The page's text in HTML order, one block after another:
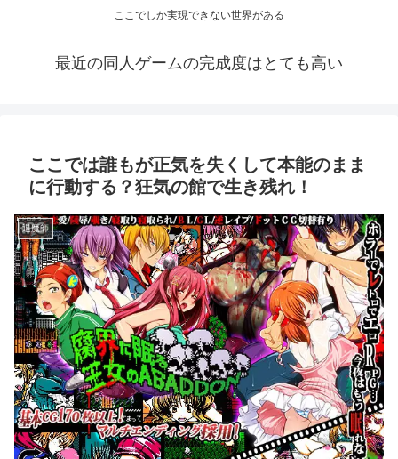
ここでしか実現できない世界がある
最近の同人ゲームの完成度はとても高い
ここでは誰もが正気を失くして本能のまま
に行動する？狂気の館で生き残れ！
退魔師